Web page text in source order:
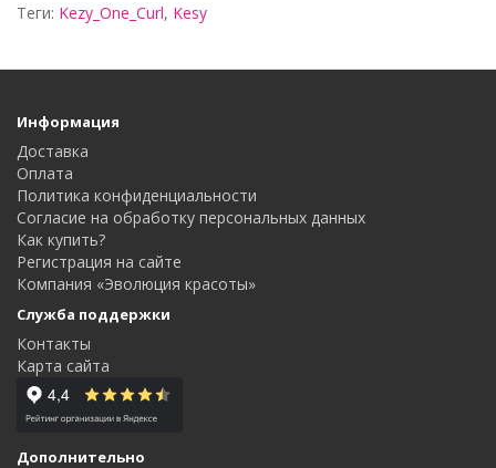
Теги: Kezy_One_Curl, Kesy
Информация
Доставка
Оплата
Политика конфиденциальности
Согласие на обработку персональных данных
Как купить?
Регистрация на сайте
Компания «Эволюция красоты»
Служба поддержки
Контакты
Карта сайта
Дополнительно